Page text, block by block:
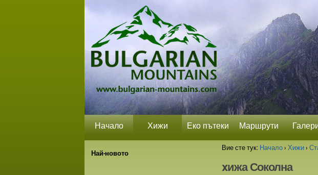
съдържание.
Прескачане
до
навигация
Лични
Секции
Начало Хижи Еко пътеки Маршрути
Вие сте тук: Начало ›Хижи ›
xижа Соколна
Най-новото